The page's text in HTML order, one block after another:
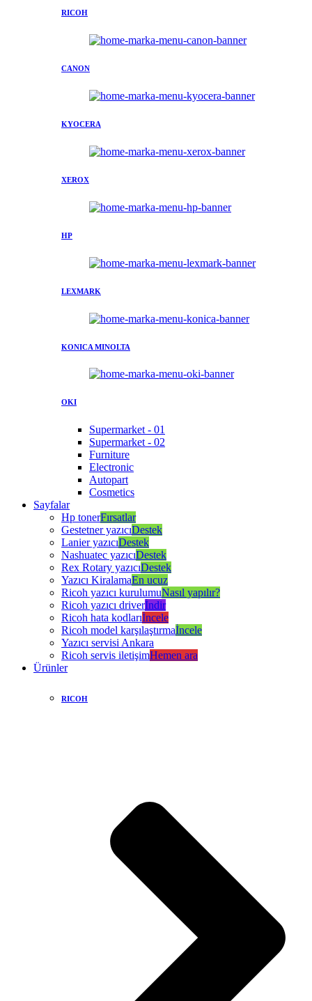
RICOH
CANON
KYOCERA
XEROX
HP
LEXMARK
KONICA MINOLTA
OKI
Supermarket - 01
Supermarket - 02
Furniture
Electronic
Autopart
Cosmetics
Sayfalar
Hp tonerFırsatlar
Gestetner yazıcıDestek
Lanier yazıcıDestek
Nashuatec yazıcıDestek
Rex Rotary yazıcıDestek
Yazıcı KiralamaEn ucuz
Ricoh yazıcı kurulumuNasıl yapılır?
Ricoh yazıcı driverİndir
Ricoh hata kodlarıİncele
Ricoh model karşılaştırmaİncele
Yazıcı servisi Ankara
Ricoh servis iletişimHemen ara
Ürünler
RICOH